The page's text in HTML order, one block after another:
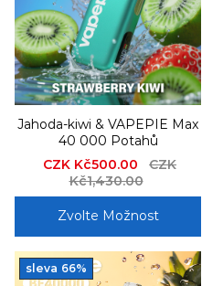
Jahoda-kiwi & VAPEPIE Max
40 000 Potahů
Sale
price
CZK Kč500.00
Regular
CZK
Kč1,430.00
Zvolte Možnost
sleva 66%